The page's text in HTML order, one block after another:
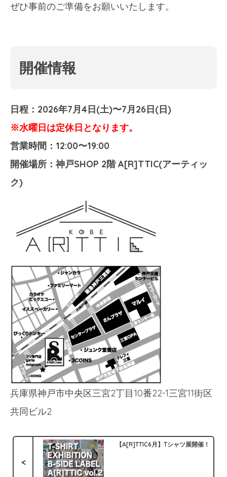
ぜひ事前のご準備をお願いいたします。
開催情報
日程：2026年7月4日(土)〜7月26日(日)
※水曜日は定休日となります。
営業時間：12:00〜19:00
開催場所：神戸SHOP 2階 A[R]TTIC(アーティッ
ク)
兵庫県神戸市中央区三宮2丁目10番22-1三宮11街区
共同ビル2
<
【A[R]TTIC6月】Tシャツ展開催！